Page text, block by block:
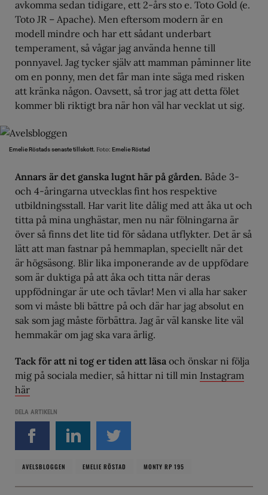
avkomma sedan tidigare, ett 2-års sto e. Toto Gold (e.
Toto JR – Apache). Men eftersom modern är en
modell mindre och har ett sådant underbart
temperament, så vågar jag använda henne till
ponnyavel. Jag tycker själv att mamman påminner lite
om en ponny, men det får man inte säga med risken
att kränka någon. Oavsett, så tror jag att detta fölet
kommer bli riktigt bra när hon väl har vecklat ut sig.
Emelie Röstads senaste tillskott. Foto: Emelie Röstad
Annars är det ganska lugnt här på gården. Både 3-
och 4-åringarna utvecklas fint hos respektive
utbildningsstall. Har varit lite dålig med att åka ut och
titta på mina unghästar, men nu när fölningarna är
över så finns det lite tid för sådana utflykter. Det är så
lätt att man fastnar på hemmaplan, speciellt när det
är högsäsong. Blir lika imponerande av de uppfödare
som är duktiga på att åka och titta när deras
uppfödningar är ute och tävlar! Men vi alla har saker
som vi måste bli bättre på och där har jag absolut en
sak som jag måste förbättra. Jag är väl kanske lite väl
hemmakär om jag ska vara ärlig.
Tack för att ni tog er tiden att läsa och önskar ni följa
mig på sociala medier, så hittar ni till min Instagram
här
DELA ARTIKELN
AVELSBLOGGEN EMELIE RÖSTAD MONTY RP 195